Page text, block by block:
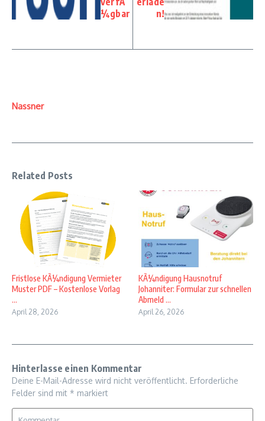
¼gbar
n!
Nassner
Related Posts
Fristlose KÃ¼ndigung Vermieter
Muster PDF – Kostenlose Vorlag
...
April 28, 2026
KÃ¼ndigung Hausnotruf
Johanniter: Formular zur schnellen
Abmeld ...
April 26, 2026
Hinterlasse einen Kommentar
Deine E-Mail-Adresse wird nicht veröffentlicht. Erforderliche
Felder sind mit * markiert